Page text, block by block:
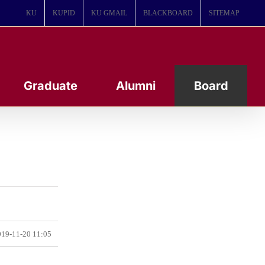
KU KUPID KU GMAIL BLACKBOARD SITEMAP
Graduate Alumni Board
11-20 11:05